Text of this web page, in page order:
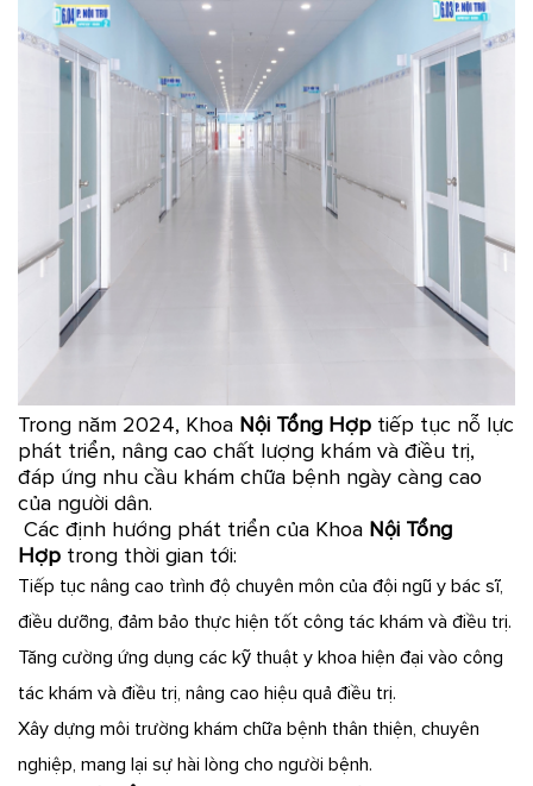
Trong năm 2024, Khoa Nội Tổng Hợp tiếp tục nỗ lực
phát triển, nâng cao chất lượng khám và điều trị,
đáp ứng nhu cầu khám chữa bệnh ngày càng cao
của người dân.
Các định hướng phát triển của Khoa Nội Tổng
Hợp trong thời gian tới:
Tiếp tục nâng cao trình độ chuyên môn của đội ngũ y bác sĩ,
điều dưỡng, đảm bảo thực hiện tốt công tác khám và điều trị.
Tăng cường ứng dụng các kỹ thuật y khoa hiện đại vào công
tác khám và điều trị, nâng cao hiệu quả điều trị.
Xây dựng môi trường khám chữa bệnh thân thiện, chuyên
nghiệp, mang lại sự hài lòng cho người bệnh.